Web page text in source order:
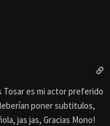
Tosar es mi actor preferido
poner subtitulos,
jas jas, Gracias Mono!